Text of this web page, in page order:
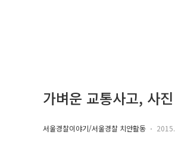
가벼운 교통사고, 사
서울경찰이야기/서울경찰 치안활동